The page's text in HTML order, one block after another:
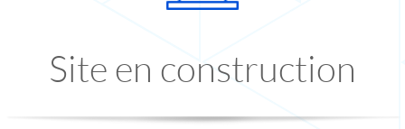
Site en construction